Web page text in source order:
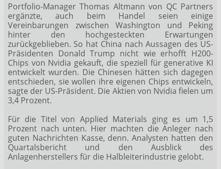
Portfolio-Manager Thomas Altmann von QC Partners
ergänzte, auch beim Handel seien einige
Vereinbarungen zwischen Washington und Peking
hinter den hochgesteckten Erwartungen
zurückgeblieben. So hat China nach Aussagen des US-
Präsidenten Donald Trump nicht wie erhofft H200-
Chips von Nvidia gekauft, die speziell für generative KI
entwickelt wurden. Die Chinesen hätten sich dagegen
entschieden, sie wollen ihre eigenen Chips entwickeln,
sagte der US-Präsident. Die Aktien von Nvidia fielen um
3,4 Prozent.
Für die Titel von Applied Materials ging es um 1,5
Prozent nach unten. Hier machten die Anleger nach
guten Nachrichten Kasse, denn. Analysten hatten den
Quartalsbericht und den Ausblick des
Anlagenherstellers für die Halbleiterindustrie gelobt.